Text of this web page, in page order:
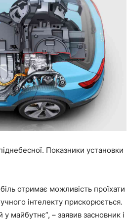
Показники установки
отримає можливість проїхати
інтелекту прискорюється.
майбутнє”, – заявив засновник і